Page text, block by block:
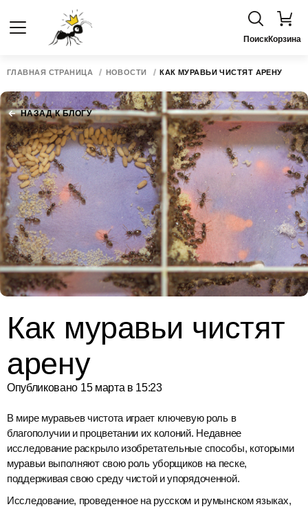
ПоискКорзина
ГЛАВНАЯ СТРАНИЦА НОВОСТИ КАК МУРАВЬИ ЧИСТЯТ АРЕНУ
НАЗАД К БЛОГУ
Как муравьи чистят
арену
Опубликовано 15 марта в 15:23
В мире муравьев чистота играет ключевую роль в
благополучии и процветании их колоний. Недавнее
исследование раскрыло изобретательные способы, которыми
муравьи выполняют свою роль уборщиков на песке,
поддерживая свою среду чистой и упорядоченной.
Исследование, проведенное на русском и румынском языках,